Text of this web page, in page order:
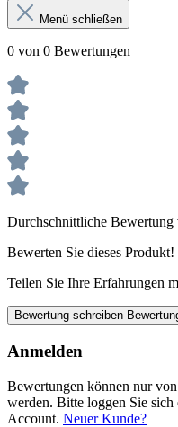
Menü schließen
0 von 0 Bewertungen
Durchschnittliche Bewertung
Bewerten Sie dieses Produkt!
Teilen Sie Ihre Erfahrungen
Bewertung schreiben
Anmelden
Bewertungen können nur
werden. Bitte loggen Sie sich
Account. Neuer Kunde?